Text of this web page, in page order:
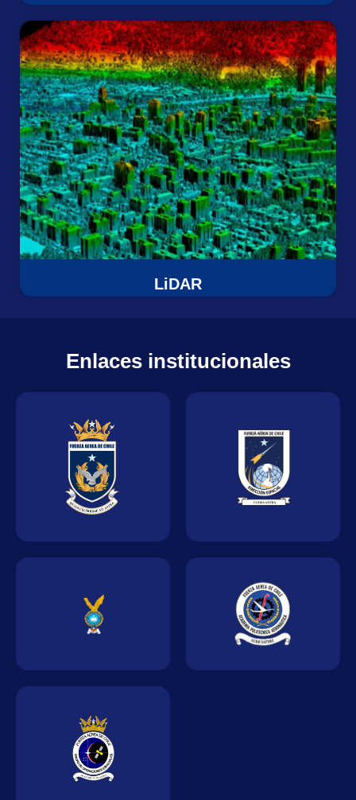
LiDAR
Enlaces institucionales